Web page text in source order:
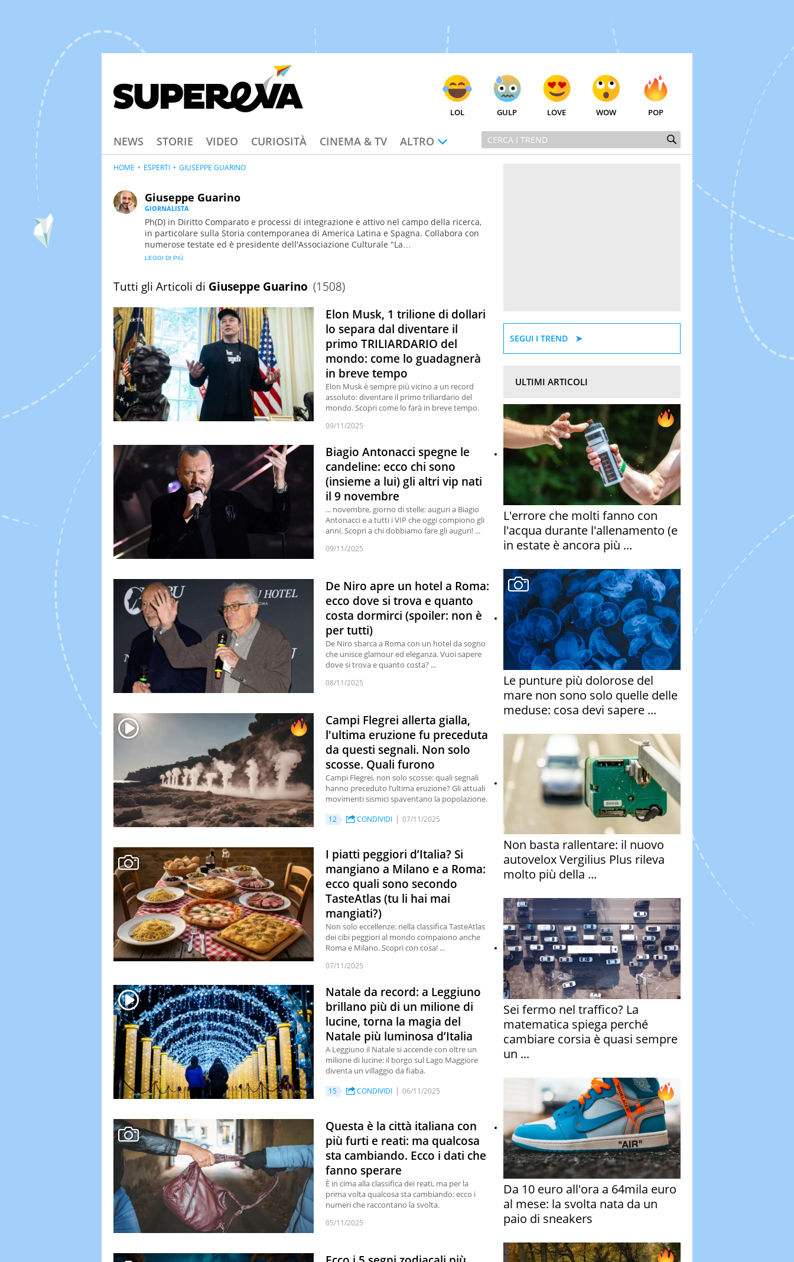
LOL GULP LOVE WOW POP
NEWS STORIE VIDEO CURIOSITÀ CINEMA & TV ALTRO
HOME ESPERTI GIUSEPPE GUARINO
Giuseppe Guarino
GIORNALISTA
Ph(D) in Diritto Comparato e processi di integrazione e attivo nel campo della ricerca,
in particolare sulla Storia contemporanea di America Latina e Spagna. Collabora con
numerose testate ed è presidente dell'Associazione Culturale "La
Biblioteca del Sannio".
Tutti gli Articoli di Giuseppe Guarino (1508)
Elon Musk, 1 trilione di dollari
lo separa dal diventare il
primo TRILIARDARIO del
mondo: come lo guadagnerà
in breve tempo
Elon Musk è sempre più vicino a un record
assoluto: diventare il primo triliardario del
mondo. Scopri come lo farà in breve tempo.
09/11/2025
Biagio Antonacci spegne le
candeline: ecco chi sono
(insieme a lui) gli altri vip nati
il 9 novembre
... novembre, giorno di stelle: auguri a Biagio
Antonacci e a tutti i VIP che oggi compiono gli
anni. Scopri a chi dobbiamo fare gli auguri! ...
09/11/2025
De Niro apre un hotel a Roma:
ecco dove si trova e quanto
costa dormirci (spoiler: non è
per tutti)
De Niro sbarca a Roma con un hotel da sogno
che unisce glamour ed eleganza. Vuoi sapere
dove si trova e quanto costa? ...
08/11/2025
Campi Flegrei allerta gialla,
l'ultima eruzione fu preceduta
da questi segnali. Non solo
scosse. Quali furono
Campi Flegrei, non solo scosse: quali segnali
hanno preceduto l’ultima eruzione? Gli attuali
movimenti sismici spaventano la popolazione.
12 CONDIVIDI 07/11/2025
I piatti peggiori d’Italia? Si
mangiano a Milano e a Roma:
ecco quali sono secondo
TasteAtlas (tu li hai mai
mangiati?)
Non solo eccellenze: nella classifica TasteAtlas
dei cibi peggiori al mondo compaiono anche
Roma e Milano. Scopri con cosa! ...
07/11/2025
Natale da record: a Leggiuno
brillano più di un milione di
lucine, torna la magia del
Natale più luminosa d’Italia
A Leggiuno il Natale si accende con oltre un
milione di lucine: il borgo sul Lago Maggiore
diventa un villaggio da fiaba.
15 CONDIVIDI 06/11/2025
Questa è la città italiana con
più furti e reati: ma qualcosa
sta cambiando. Ecco i dati che
fanno sperare
È in cima alla classifica dei reati, ma per la
prima volta qualcosa sta cambiando: ecco i
numeri che raccontano la svolta.
05/11/2025
SEGUI I TREND
ULTIMI ARTICOLI
L'errore che molti fanno con
l'acqua durante l'allenamento (e
in estate è ancora più ...
Le punture più dolorose del
mare non sono solo quelle delle
meduse: cosa devi sapere ...
Non basta rallentare: il nuovo
autovelox Vergilius Plus rileva
molto più della ...
Sei fermo nel traffico? La
matematica spiega perché
cambiare corsia è quasi sempre
un ...
Da 10 euro all'ora a 64mila euro
al mese: la svolta nata da un
paio di sneakers